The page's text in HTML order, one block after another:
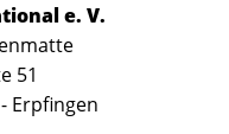
e. V.
51
Erpfingen